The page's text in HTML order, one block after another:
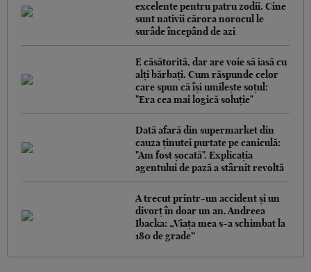
excelente pentru patru zodii. Cine
sunt nativii cărora norocul le
surâde începând de azi
E căsătorită, dar are voie să iasă cu
alți bărbați. Cum răspunde celor
care spun că își umilește soțul:
"Era cea mai logică soluție"
Dată afară din supermarket din
cauza ținutei purtate pe caniculă:
"Am fost șocată". Explicația
agentului de pază a stârnit revoltă
A trecut printr-un accident și un
divorț în doar un an. Andreea
Ibacka: „Viața mea s-a schimbat la
180 de grade”